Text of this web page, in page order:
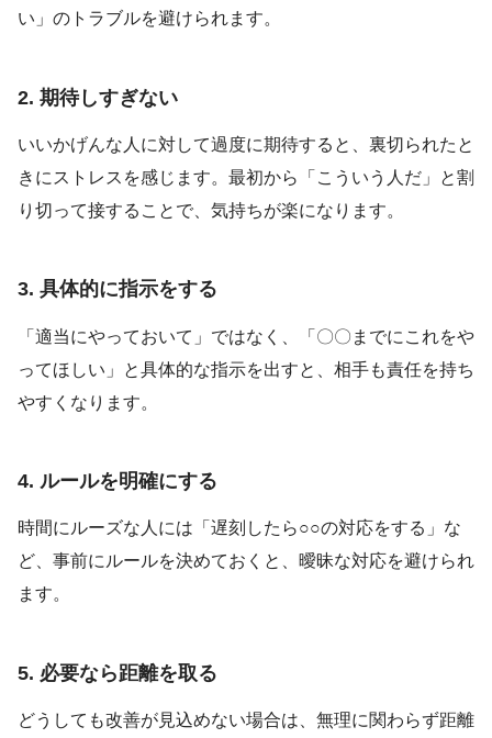
い」のトラブルを避けられます。
2. 期待しすぎない
いいかげんな人に対して過度に期待すると、裏切られたと
きにストレスを感じます。最初から「こういう人だ」と割
り切って接することで、気持ちが楽になります。
3. 具体的に指示をする
「適当にやっておいて」ではなく、「〇〇までにこれをや
ってほしい」と具体的な指示を出すと、相手も責任を持ち
やすくなります。
4. ルールを明確にする
時間にルーズな人には「遅刻したら○○の対応をする」な
ど、事前にルールを決めておくと、曖昧な対応を避けられ
ます。
5. 必要なら距離を取る
どうしても改善が見込めない場合は、無理に関わらず距離